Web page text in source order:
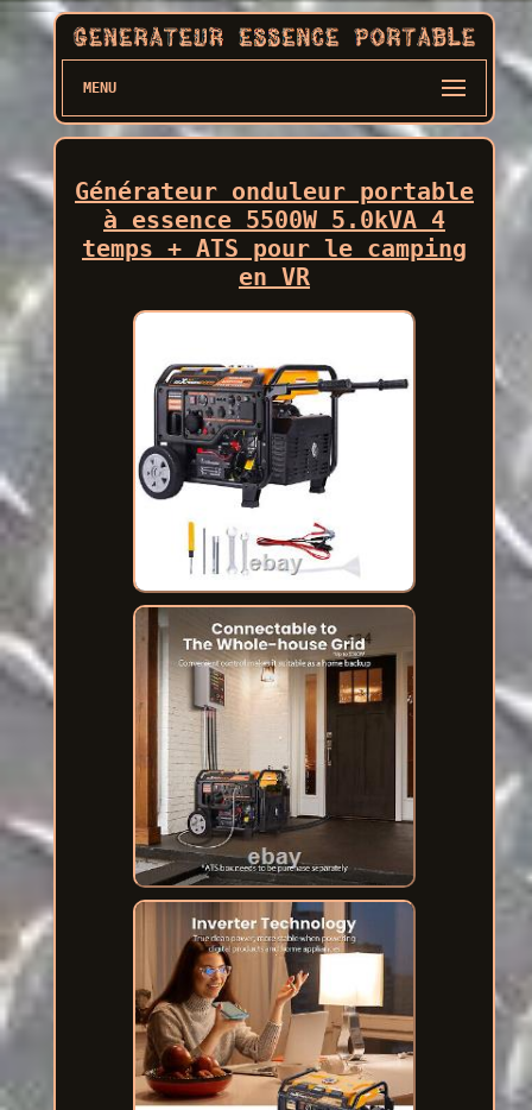
MENU
Générateur onduleur portable
à essence 5500W 5.0kVA 4
temps + ATS pour le camping
en VR